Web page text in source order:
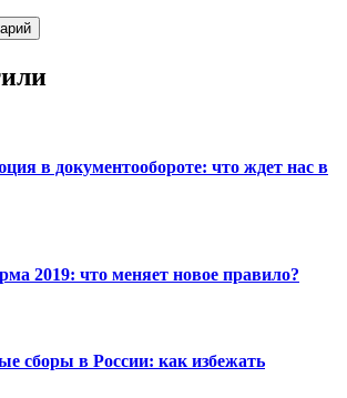
в документообороте: что ждет нас в
2019: что меняет новое правило?
сборы в России: как избежать